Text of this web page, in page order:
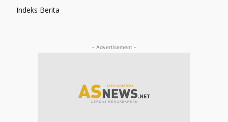
Indeks Berita
- Advertisement -